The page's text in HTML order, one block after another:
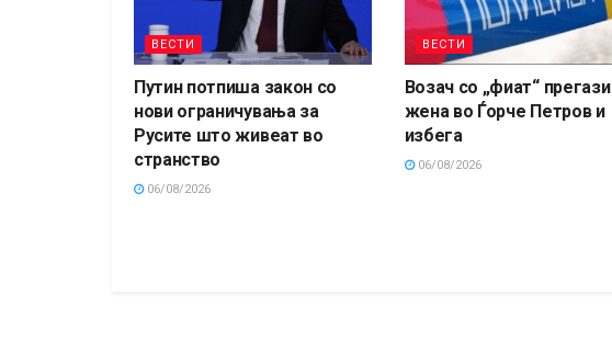
ВЕСТИ
Путин потпиша закон со
нови ограничувања за
Русите што живеат во
странство
06/08/2026
ВЕСТИ
Возач со „фиат“ прегази
жена во Ѓорче Петров и
избега
06/08/2026